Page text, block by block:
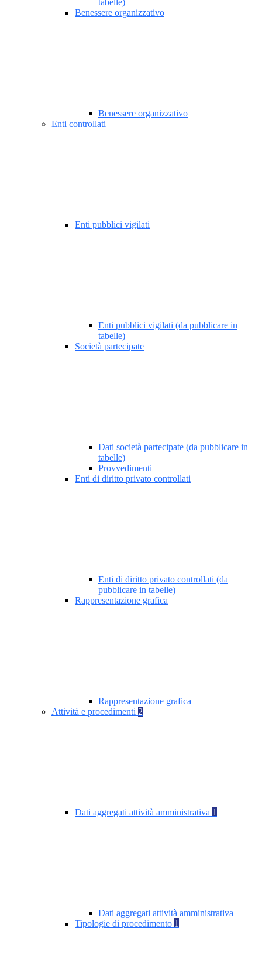
tabelle)
Benessere organizzativo
Benessere organizzativo
Enti controllati
Enti pubblici vigilati
Enti pubblici vigilati (da pubblicare in
tabelle)
Società partecipate
Dati società partecipate (da pubblicare in
tabelle)
Provvedimenti
Enti di diritto privato controllati
Enti di diritto privato controllati (da
pubblicare in tabelle)
Rappresentazione grafica
Rappresentazione grafica
Attività e procedimenti 2
Dati aggregati attività amministrativa 1
Dati aggregati attività amministrativa
Tipologie di procedimento 1